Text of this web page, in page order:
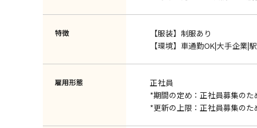
特徴
【服装】制服あり
【環境】車通勤OK|大手企業|
雇用形態
正社員
*期間の定め：正社員募集のた
*更新の上限：正社員募集のた